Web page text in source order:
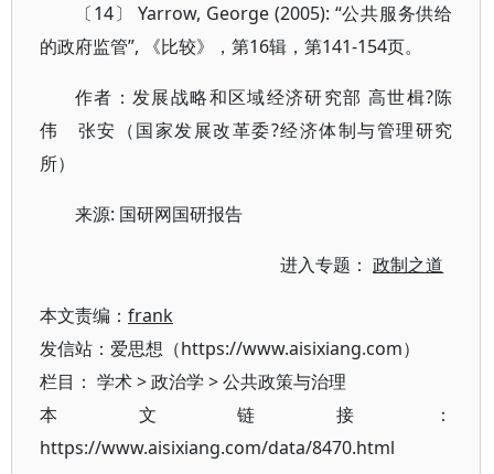
〔14〕 Yarrow, George (2005): “公共服务供给
的政府监管”, 《比较》，第16辑，第141-154页。
作者：发展战略和区域经济研究部 高世楫?陈
伟 张安（国家发展改革委?经济体制与管理研究
所）
来源: 国研网国研报告
进入专题：政制之道
本文责编： frank
发信站：爱思想（https://www.aisixiang.com）
栏目： 学术>政治学 >公共政策与治理
本文链接：
https://www.aisixiang.com/data/8470.html